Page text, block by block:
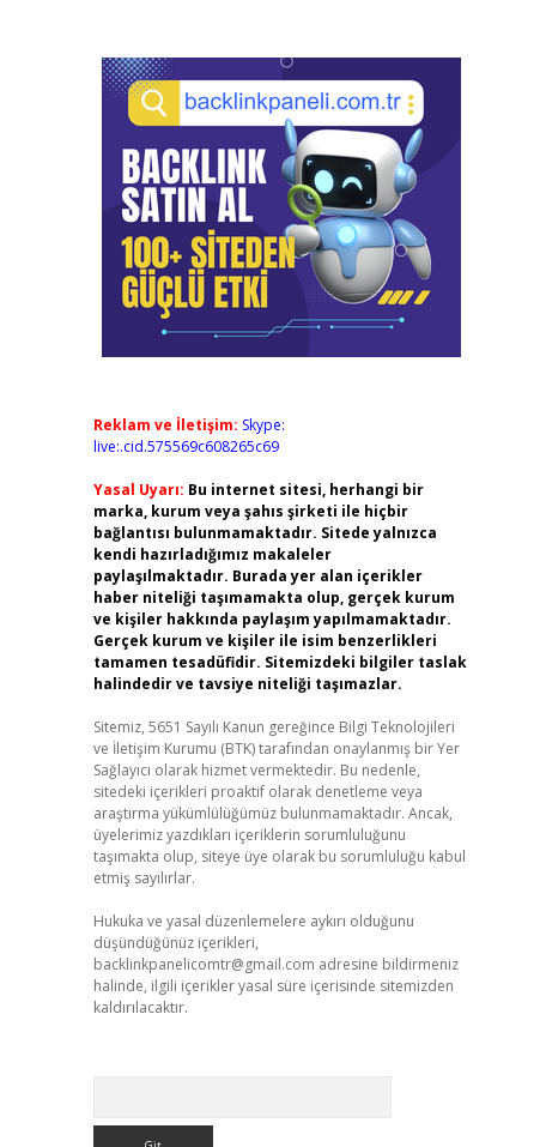
Reklam ve İletişim: Skype:
live:.cid.575569c608265c69
Yasal Uyarı: Bu internet sitesi, herhangi bir
marka, kurum veya şahıs şirketi ile hiçbir
bağlantısı bulunmamaktadır. Sitede yalnızca
kendi hazırladığımız makaleler
paylaşılmaktadır. Burada yer alan içerikler
haber niteliği taşımamakta olup, gerçek kurum
ve kişiler hakkında paylaşım yapılmamaktadır.
Gerçek kurum ve kişiler ile isim benzerlikleri
tamamen tesadüfidir. Sitemizdeki bilgiler taslak
halindedir ve tavsiye niteliği taşımazlar.
Sitemiz, 5651 Sayılı Kanun gereğince Bilgi Teknolojileri
ve İletişim Kurumu (BTK) tarafından onaylanmış bir Yer
Sağlayıcı olarak hizmet vermektedir. Bu nedenle,
sitedeki içerikleri proaktif olarak denetleme veya
araştırma yükümlülüğümüz bulunmamaktadır. Ancak,
üyelerimiz yazdıkları içeriklerin sorumluluğunu
taşımakta olup, siteye üye olarak bu sorumluluğu kabul
etmiş sayılırlar.
Hukuka ve yasal düzenlemelere aykırı olduğunu
düşündüğünüz içerikleri,
backlinkpanelicomtr@gmail.com adresine bildirmeniz
halinde, ilgili içerikler yasal süre içerisinde sitemizden
kaldırılacaktır.